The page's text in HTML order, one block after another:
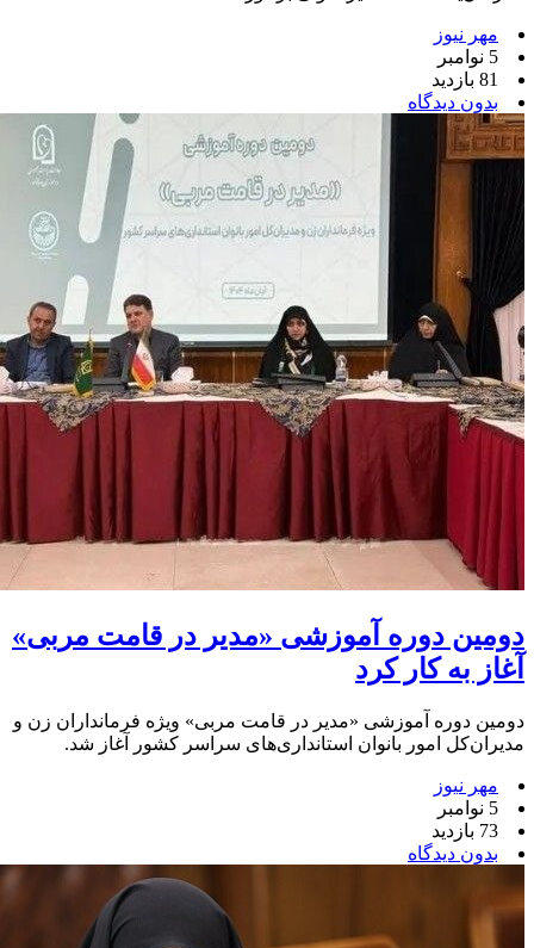
مهر نیوز
5 نوامبر
81 بازدید
بدون دیدگاه
دومین دوره آموزشی «مدیر در قامت مربی»
آغاز به کار کرد
دومین دوره آموزشی «مدیر در قامت مربی» ویژه فرمانداران زن و
مدیران‌کل امور بانوان استانداری‌های سراسر کشور آغاز شد.
مهر نیوز
5 نوامبر
73 بازدید
بدون دیدگاه